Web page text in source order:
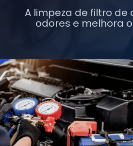
A limpeza de filtro
odores e melhora